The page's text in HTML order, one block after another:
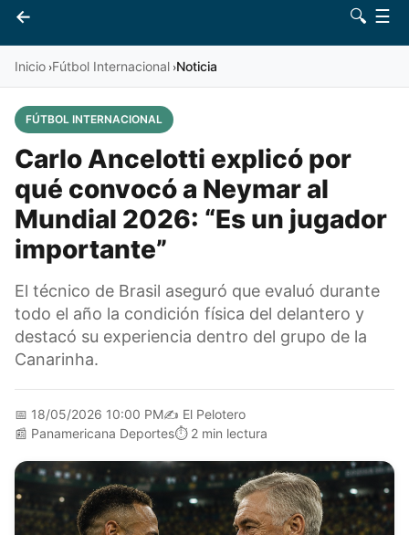
←
Vives 🔍 ☰
Inicio ›Fútbol Internacional ›Noticia
FÚTBOL INTERNACIONAL
Carlo Ancelotti explicó por
qué convocó a Neymar al
Mundial 2026: “Es un jugador
importante”
El técnico de Brasil aseguró que evaluó durante
todo el año la condición física del delantero y
destacó su experiencia dentro del grupo de la
Canarinha.
📅 18/05/2026 10:00 PM✍️ El Pelotero
📰 Panamericana Deportes⏱️ 2 min lectura